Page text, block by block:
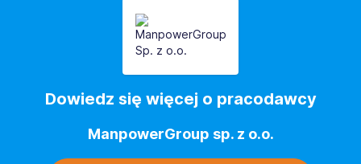
Dowiedz się więcej o pracodawcy
ManpowerGroup sp. z o.o.